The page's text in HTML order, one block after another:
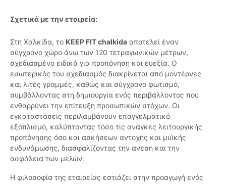
Σχετικά με την εταιρεία:
Στη Χαλκίδα, το KEEP FIT chalkida αποτελεί έναν
σύγχρονο χώρο άνω των 120 τετραγωνικών μέτρων,
σχεδιασμένο ειδικά για προπόνηση και ευεξία. Ο
εσωτερικός του σχεδιασμός διακρίνεται από μοντέρνες
και λιτές γραμμές, καθώς και σύγχρονο φωτισμό,
συμβάλλοντας στη δημιουργία ενός περιβάλλοντος που
ενθαρρύνει την επίτευξη προσωπικών στόχων. Οι
εγκαταστάσεις περιλαμβάνουν επαγγελματικό
εξοπλισμό, καλύπτοντας τόσο τις ανάγκες λειτουργικής
προπόνησης όσο και ασκήσεων αντοχής και μυϊκής
ενδυνάμωσης, διασφαλίζοντας την άνεση και την
ασφάλεια των μελών.
Η φιλοσοφία της εταιρείας εστιάζει στην προαγωγή ενός